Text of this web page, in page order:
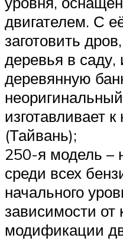
двигателем. С
заготовить
деревья в саду,
деревянную
изготавливает
(Тайвань);
250-я модель –
среди всех
начального
зависимости от
модификации